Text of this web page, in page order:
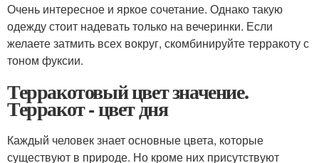
Очень интересное и яркое сочетание. Однако такую
одежду стоит надевать только на вечеринки. Если
желаете затмить всех вокруг, скомбинируйте терракоту с
тоном фуксии.
Терракотовый цвет значение.
Терракот - цвет дня
Каждый человек знает основные цвета, которые
существуют в природе. Но кроме них присутствуют